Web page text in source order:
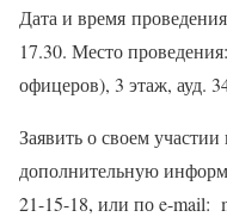
Дата и время
17.30. Место
офицеров), 3 этаж, ауд.
Заявить о своем
дополнительную
21-15-18, или по e-mail: